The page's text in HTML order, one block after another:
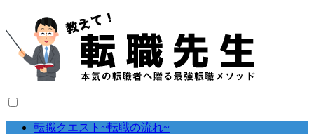
転職クエスト~転職の流れ~